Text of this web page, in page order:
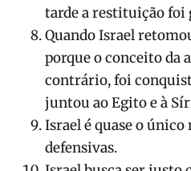
tarde a restituição foi
Quando Israel
porque o conceito da
contrário, foi
juntou ao Egito e à
Israel é quase o
defensivas.